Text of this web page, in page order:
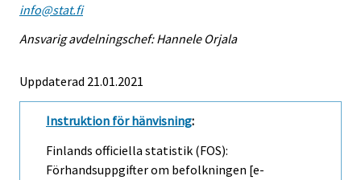
info@stat.fi
Ansvarig avdelningschef: Hannele Orjala
Uppdaterad 21.01.2021
Instruktion för hänvisning:
Finlands officiella statistik (FOS):
Förhandsuppgifter om befolkningen [e-